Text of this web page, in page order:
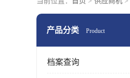
产品分类 Product
档案查询